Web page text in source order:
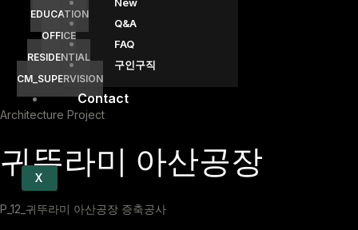
Q&A
FAQ
구인구직
Contact
X
EDUCATION
OFFICE
RESIDENTIAL
CM_SUPERVISION
Architecture Project
귀뚜라미 아산공장
P_12_귀뚜라미 아산공장 증축공사